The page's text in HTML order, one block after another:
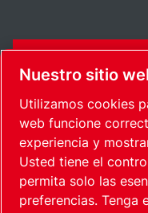
Nuestro sitio
Utilizamos cookies
web funcione
experiencia y
Usted tiene el
permita solo las
preferencias. Tenga